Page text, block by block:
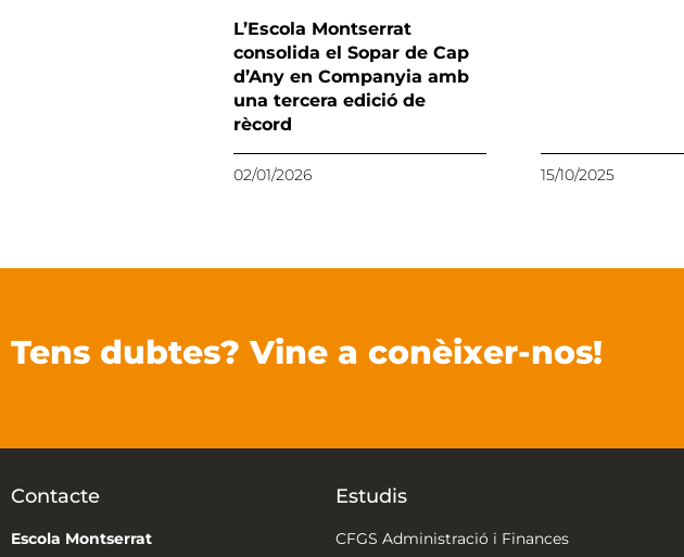
L’Escola Montserrat
consolida el Sopar de Cap
d’Any en Companyia amb
una tercera edició de
rècord
02/01/2026 15/10/2025
Tens dubtes? Vine a conèixer-nos!
Contacte
Escola Montserrat
Estudis
CFGS Administració i Finances